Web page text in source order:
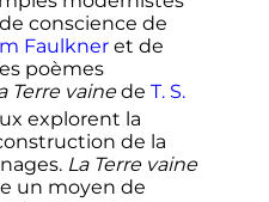
conscience de
Faulkneret de
poèmes
Terre vainede T. S.
explorent la
de la
La Terre vaine
un moyen de